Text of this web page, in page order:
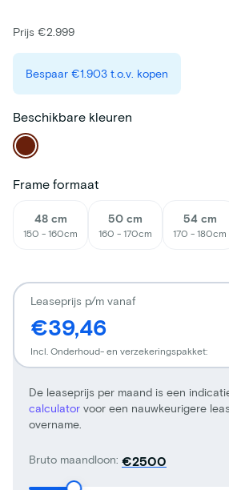
Prijs €2.999
Bespaar €1.903 t.o.v. kopen
Beschikbare kleuren
Frame formaat
48 cm
150 - 160cm
50 cm
160 - 170cm
54 cm
170 - 180cm
Bruto maandloon: €
De leaseprijs per maand is een
calculator voor een nauwkeurigere
overname.
Leaseprijs p/m vanaf
€39,46
Incl. Onderhoud- en verzekeringspakket: